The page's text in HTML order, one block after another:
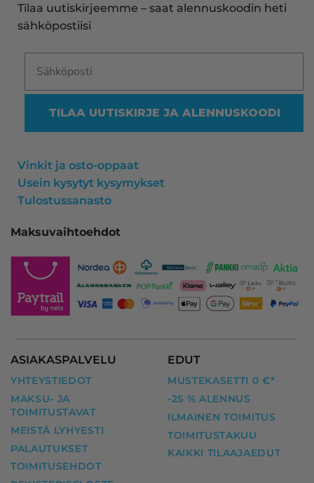
ollut mitään moitittavaa! Lämmin suositus!
Tilaa uutiskirjeemme – saat alennuskoodin heti
sähköpostiisi
TILAA UUTISKIRJE JA ALENNUSKOODI
Vinkit ja osto-oppaat
Usein kysytyt kysymykset
Tulostussanasto
Maksuvaihtoehdot
ASIAKASPALVELU
YHTEYSTIEDOT
MAKSU- JA
TOIMITUSTAVAT
MEISTÄ LYHYESTI
PALAUTUKSET
TOIMITUSEHDOT
EDUT
MUSTEKASETTI 0 €*
-25 % ALENNUS
ILMAINEN TOIMITUS
TOIMITUSTAKUU
KAIKKI TILAAJAEDUT